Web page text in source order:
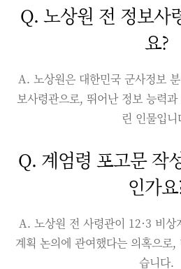
Q. 노상원 전 정보사
요?
A. 노상원은 대한민국 군사정보
보사령관으로, 뛰어난 정보 능력
린 인물입니
Q. 계엄령 포고문 작
인가
A. 노상원 전 사령관이 12·3 비상
계획 논의에 관여했다는 의혹으로
습니다.